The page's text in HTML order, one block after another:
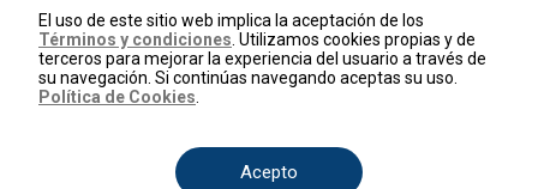
El uso de este sitio web implica la aceptación de los
Términos y condiciones . Utilizamos cookies propias y de
terceros para mejorar la experiencia del usuario a través de
su navegación. Si continúas navegando aceptas su uso.
Política de Cookies
Acepto